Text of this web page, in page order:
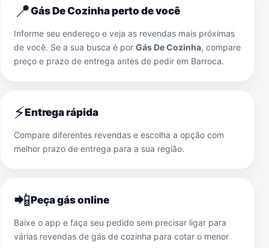
📍Gás De Cozinha perto de você
Informe seu endereço e veja as revendas mais próximas
de você. Se a sua busca é por Gás De Cozinha, compare
preço e prazo de entrega antes de pedir em Barroca.
⚡Entrega rápida
Compare diferentes revendas e escolha a opção com
melhor prazo de entrega para a sua região.
📲Peça gás online
Baixe o app e faça seu pedido sem precisar ligar para
várias revendas de gás de cozinha para cotar o menor